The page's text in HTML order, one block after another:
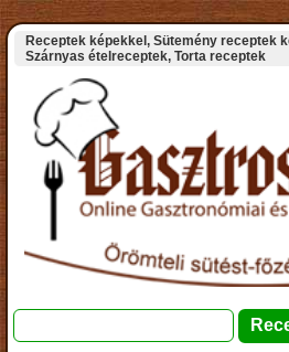
Receptek képekkel, Sütemény receptek
Szárnyas ételreceptek, Torta receptek